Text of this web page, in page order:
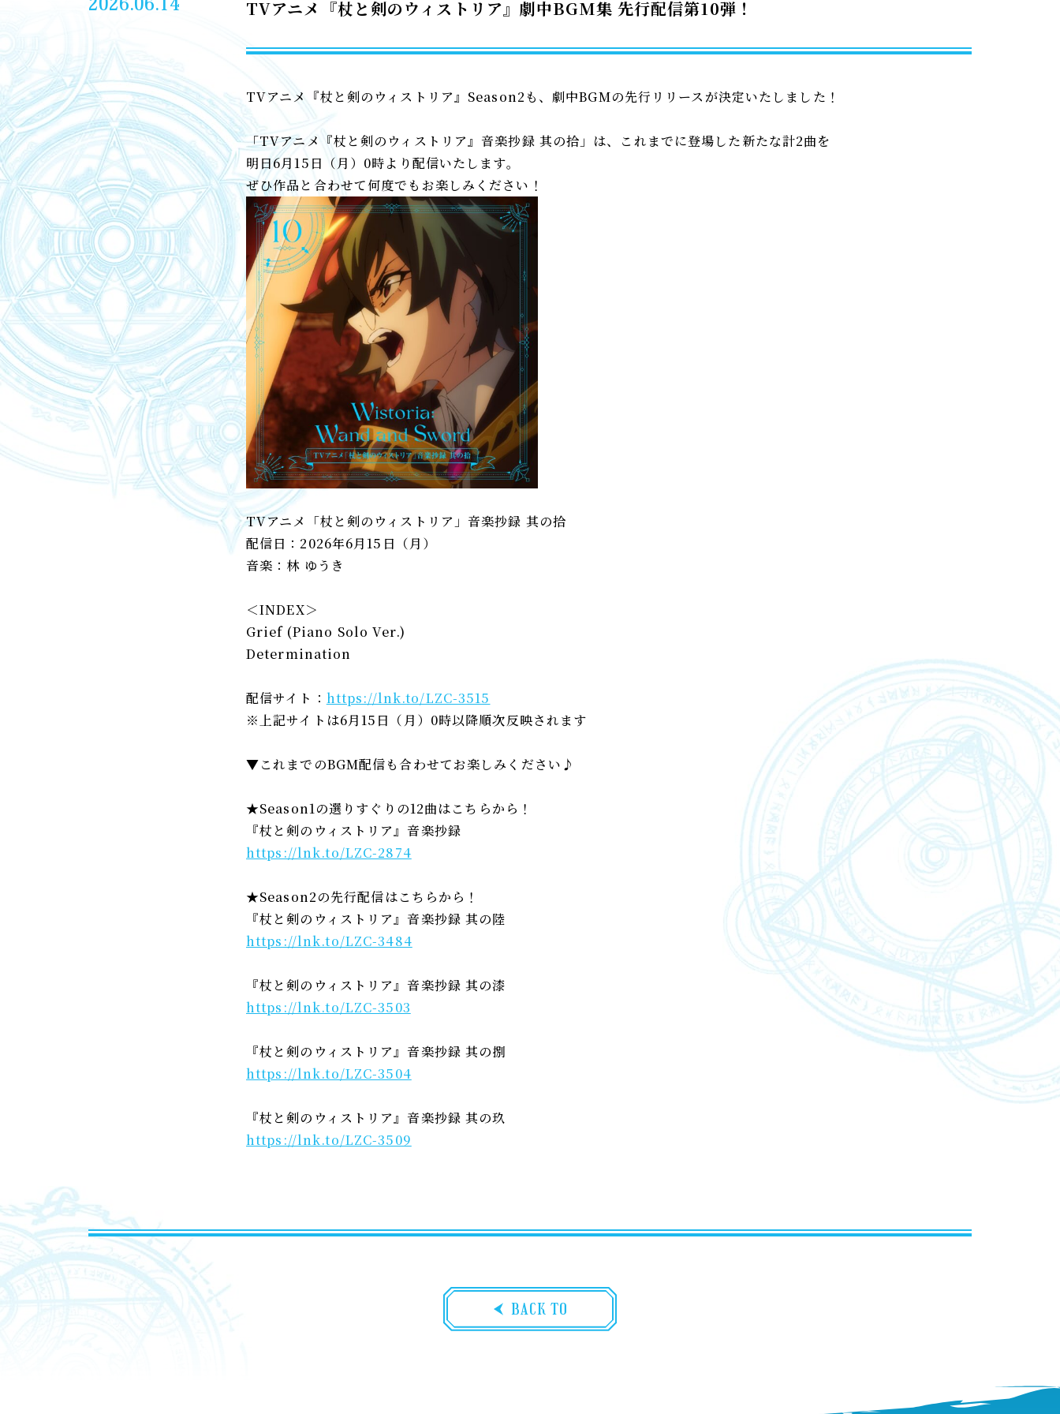
TVアニメ『杖と剣のウィストリア』劇中BGM集 先行配信第10弾！
TVアニメ『杖と剣のウィストリア』Season2も、劇中BGMの先行リリースが決定いたしました！
「TVアニメ『杖と剣のウィストリア』音楽抄録 其の拾」は、これまでに登場した新たな計2曲を
明日6月15日（月）0時より配信いたします。
ぜひ作品と合わせて何度でもお楽しみください！
TVアニメ「杖と剣のウィストリア」音楽抄録 其の拾
配信日：2026年6月15日（月）
音楽：林 ゆうき
＜INDEX＞
Grief (Piano Solo Ver.)
Determination
配信サイト： https://lnk.to/LZC-3515
※上記サイトは6月15日（月）0時以降順次反映されます
▼これまでのBGM配信も合わせてお楽しみください♪
★Season1の選りすぐりの12曲はこちらから！
『杖と剣のウィストリア』音楽抄録
https://lnk.to/LZC-2874
★Season2の先行配信はこちらから！
『杖と剣のウィストリア』音楽抄録 其の陸
https://lnk.to/LZC-3484
『杖と剣のウィストリア』音楽抄録 其の漆
https://lnk.to/LZC-3503
『杖と剣のウィストリア』音楽抄録 其の捌
https://lnk.to/LZC-3504
『杖と剣のウィストリア』音楽抄録 其の玖
https://lnk.to/LZC-3509
BACK TO